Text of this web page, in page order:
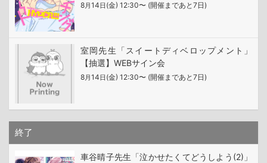
8月 14 日 (金) 12:30〜 (開催まであと7日)
室岡先生「スイートディベロップメント」
【抽選】WEBサイン会
8月 14 日 (金) 12:30〜 (開催まであと7日)
終了
車谷晴子先生「泣かせたくてどうしよう(2)」